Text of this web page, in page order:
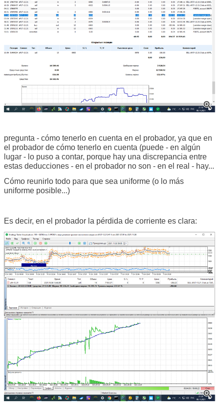
pregunta - cómo tenerlo en cuenta en el probador, ya que en
el probador de cómo tenerlo en cuenta (puede - en algún
lugar - lo puso a contar, porque hay una discrepancia entre
estas deducciones - en el probador no son - en el real - hay...
Cómo reunirlo todo para que sea uniforme (o lo más
uniforme posible...)
Es decir, en el probador la pérdida de corriente es clara: